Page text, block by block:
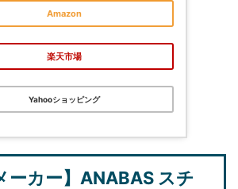
Amazon
楽天市場
Yahooショッピング
ーカー】ANABAS スチ